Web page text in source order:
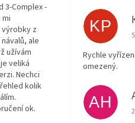
3-Complex -
z
ale
užívám
veliká
Nechci
kolik
ok.
KP
Rychle
omezený.
AH